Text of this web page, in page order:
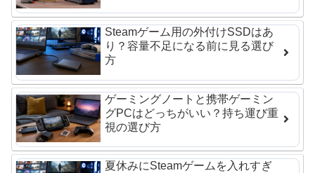
Steamゲーム用の外付けSSDはあ
り？容量不足になる前に見る選び
方
ゲーミングノートと携帯ゲーミン
グPCはどっちがいい？持ち運び重
視の選び方
夏休みにSteamゲームを入れすぎ